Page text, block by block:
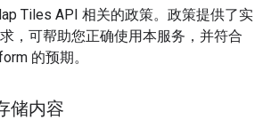
Tiles API 相关的政策。政策提供了实
，可帮助您正确使用本服务，并符合
的预期。
储内容